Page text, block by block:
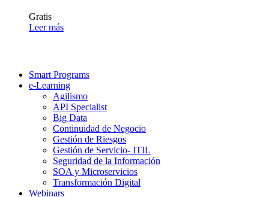
Gratis
Leer más
Smart Programs
e-Learning
Agilismo
API Specialist
Big Data
Continuidad de Negocio
Gestión de Riesgos
Gestión de Servicio- ITIL
Seguridad de la Información
SOA y Microservicios
Transformación Digital
Webinars